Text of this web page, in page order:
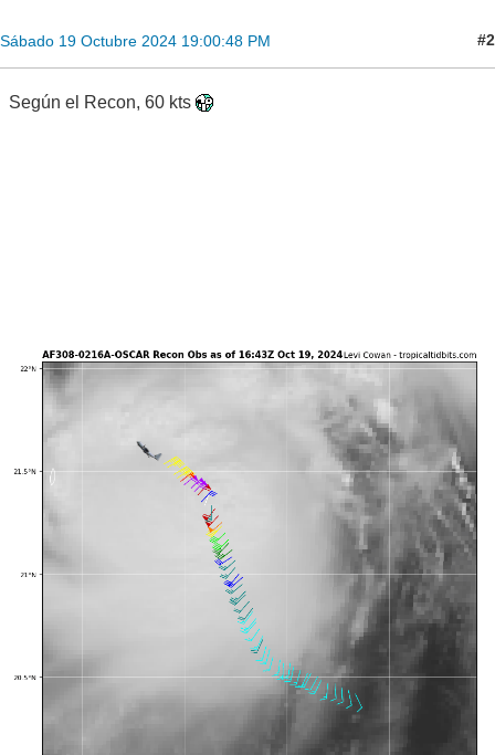
Sábado 19 Octubre 2024 19:00:48 PM #2
Según el Recon, 60 kts